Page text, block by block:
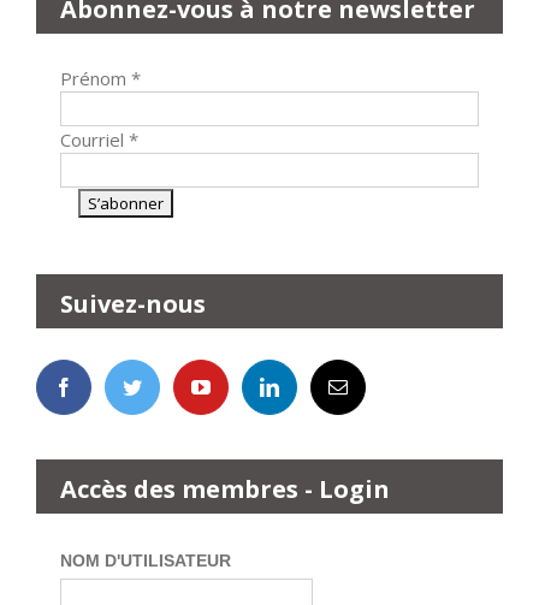
Abonnez-vous à notre newsletter
Prénom *
Courriel *
Suivez-nous
Accès des membres - Login
NOM D'UTILISATEUR